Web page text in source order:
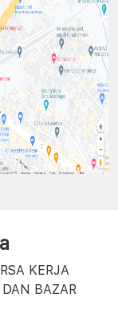
KERJA
BAZAR